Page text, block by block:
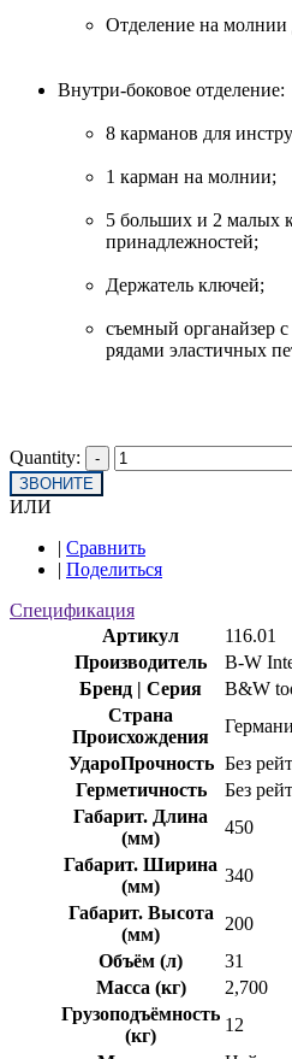
Отделение на молнии
Внутри-боковое отделение:
8 карманов для
1 карман на молнии;
5 больших и 2 малых
принадлежностей;
Держатель ключей;
съемный органайзер
рядами эластичных
Quantity:
ЗВОНИТЕ
ИЛИ
| Сравнить
| Поделиться
Спецификация
Артикул
116.01
Производитель
B-W
Бренд | Серия
B&W
Страна
Происхождения
УдароПрочность Без
Герметичность
Без
Габарит. Длина
(мм)
450
Габарит. Ширина
(мм)
340
Габарит. Высота
(мм)
200
Объём (л)
31
Масса (кг)
2,700
Грузоподъёмность
(кг)
12